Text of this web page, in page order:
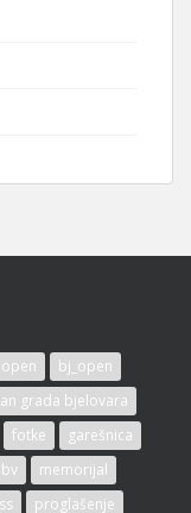
bj_open
grada bjelovara
fotke
garešnica
memorijal
proglašenje